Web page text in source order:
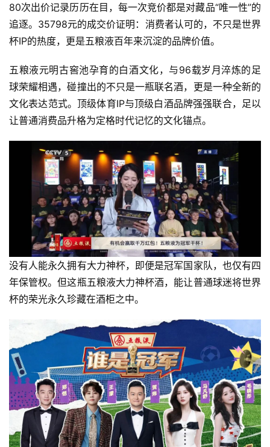
80次出价记录历历在目，每一次竞价都是对藏品“唯一性”的
追逐。35798元的成交价证明：消费者认可的，不只是世界
杯IP的热度，更是五粮液百年来沉淀的品牌价值。
五粮液元明古窖池孕育的白酒文化，与96载岁月淬炼的足
球荣耀相遇，碰撞出的不只是一瓶联名酒，更是一种全新的
文化表达范式。顶级体育IP与顶级白酒品牌强强联合，足以
让普通消费品升格为定格时代记忆的文化锚点。
没有人能永久拥有大力神杯，即便是冠军国家队，也仅有四
年保管权。但这瓶五粮液大力神杯酒，能让普通球迷将世界
杯的荣光永久珍藏在酒柜之中。